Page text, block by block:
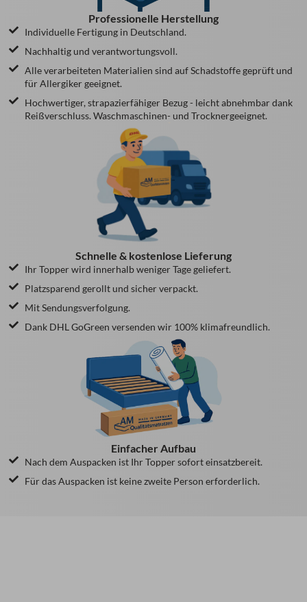
Professionelle Herstellung
Individuelle Fertigung in Deutschland.
Nachhaltig und verantwortungsvoll.
Alle verarbeiteten Materialien sind auf Schadstoffe geprüft und
für Allergiker geeignet.
Hochwertiger, strapazierfähiger Bezug - leicht abnehmbar dank
Reißverschluss. Waschmaschinen- und Trocknergeeignet.
Schnelle & kostenlose Lieferung
Ihr Topper wird innerhalb weniger Tage geliefert.
Platzsparend gerollt und sicher verpackt.
Mit Sendungsverfolgung.
Dank DHL GoGreen versenden wir 100% klimafreundlich.
Einfacher Aufbau
Nach dem Auspacken ist Ihr Topper sofort einsatzbereit.
Für das Auspacken ist keine zweite Person erforderlich.